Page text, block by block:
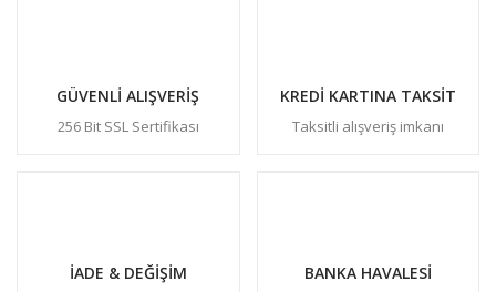
GÜVENLİ ALIŞVERİŞ
256 Bit SSL Sertifikası
KREDİ KARTINA TAKSİT
Taksitli alışveriş imkanı
İADE & DEĞİŞİM BANKA HAVALESİ